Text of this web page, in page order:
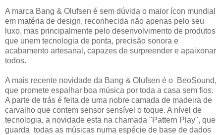
A marca Bang & Olufsen é sem dúvida o maior ícon mundial
em matéria de design, reconhecida não apenas pelo seu
luxo, mas principalmente pelo desenvolvimento de produtos
que unem tecnologia de ponta, precisão sonora e
acabamento artesanal, capazes de surpreender e apaixonar
todos.
A mais recente novidade da Bang & Olufsen é o BeoSound,
que promete espalhar boa música por toda a casa sem fios.
A parte de trás é feita de uma nobre camada de madeira de
carvalho que contem sensor sensível o toque. A nível de
tecnologia, a novidade esta na chamada "Pattern Play", que
guarda todas as músicas numa espécie de base de dados